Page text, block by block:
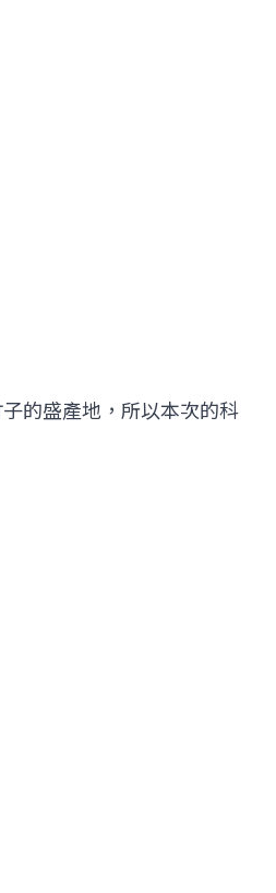
的盛產地，所以本次的科